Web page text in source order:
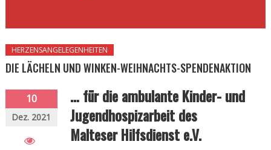
HERZENSANGELEGENHEITEN
DIE LÄCHELN UND WINKEN-WEIHNACHTS-SPENDENAKTION
10
Dez. 2021
… für die ambulante Kinder- und
Jugendhospizarbeit des
Malteser Hilfsdienst e.V.